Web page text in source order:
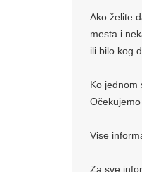
Ako želite
mesta i
ili bilo kog
Ko jednom
Vise
Za sve